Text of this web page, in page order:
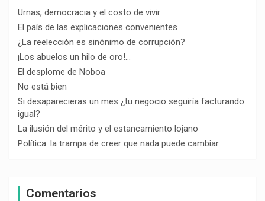
Urnas, democracia y el costo de vivir
El país de las explicaciones convenientes
¿La reelección es sinónimo de corrupción?
¡Los abuelos un hilo de oro!…
El desplome de Noboa
No está bien
Si desaparecieras un mes ¿tu negocio seguiría facturando
igual?
La ilusión del mérito y el estancamiento lojano
Política: la trampa de creer que nada puede cambiar
Comentarios